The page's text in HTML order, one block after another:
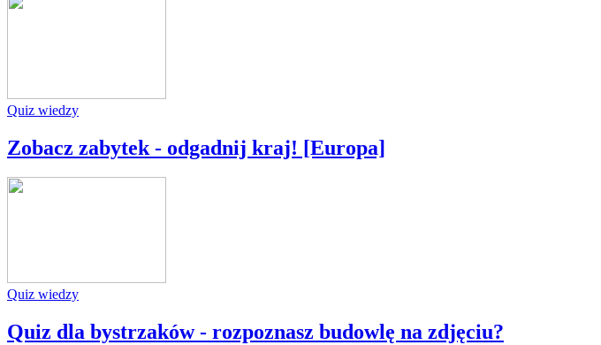
Quiz wiedzy
Zobacz zabytek - odgadnij kraj! [Europa]
Quiz wiedzy
Quiz dla bystrzaków - rozpoznasz budowlę na zdjęciu?